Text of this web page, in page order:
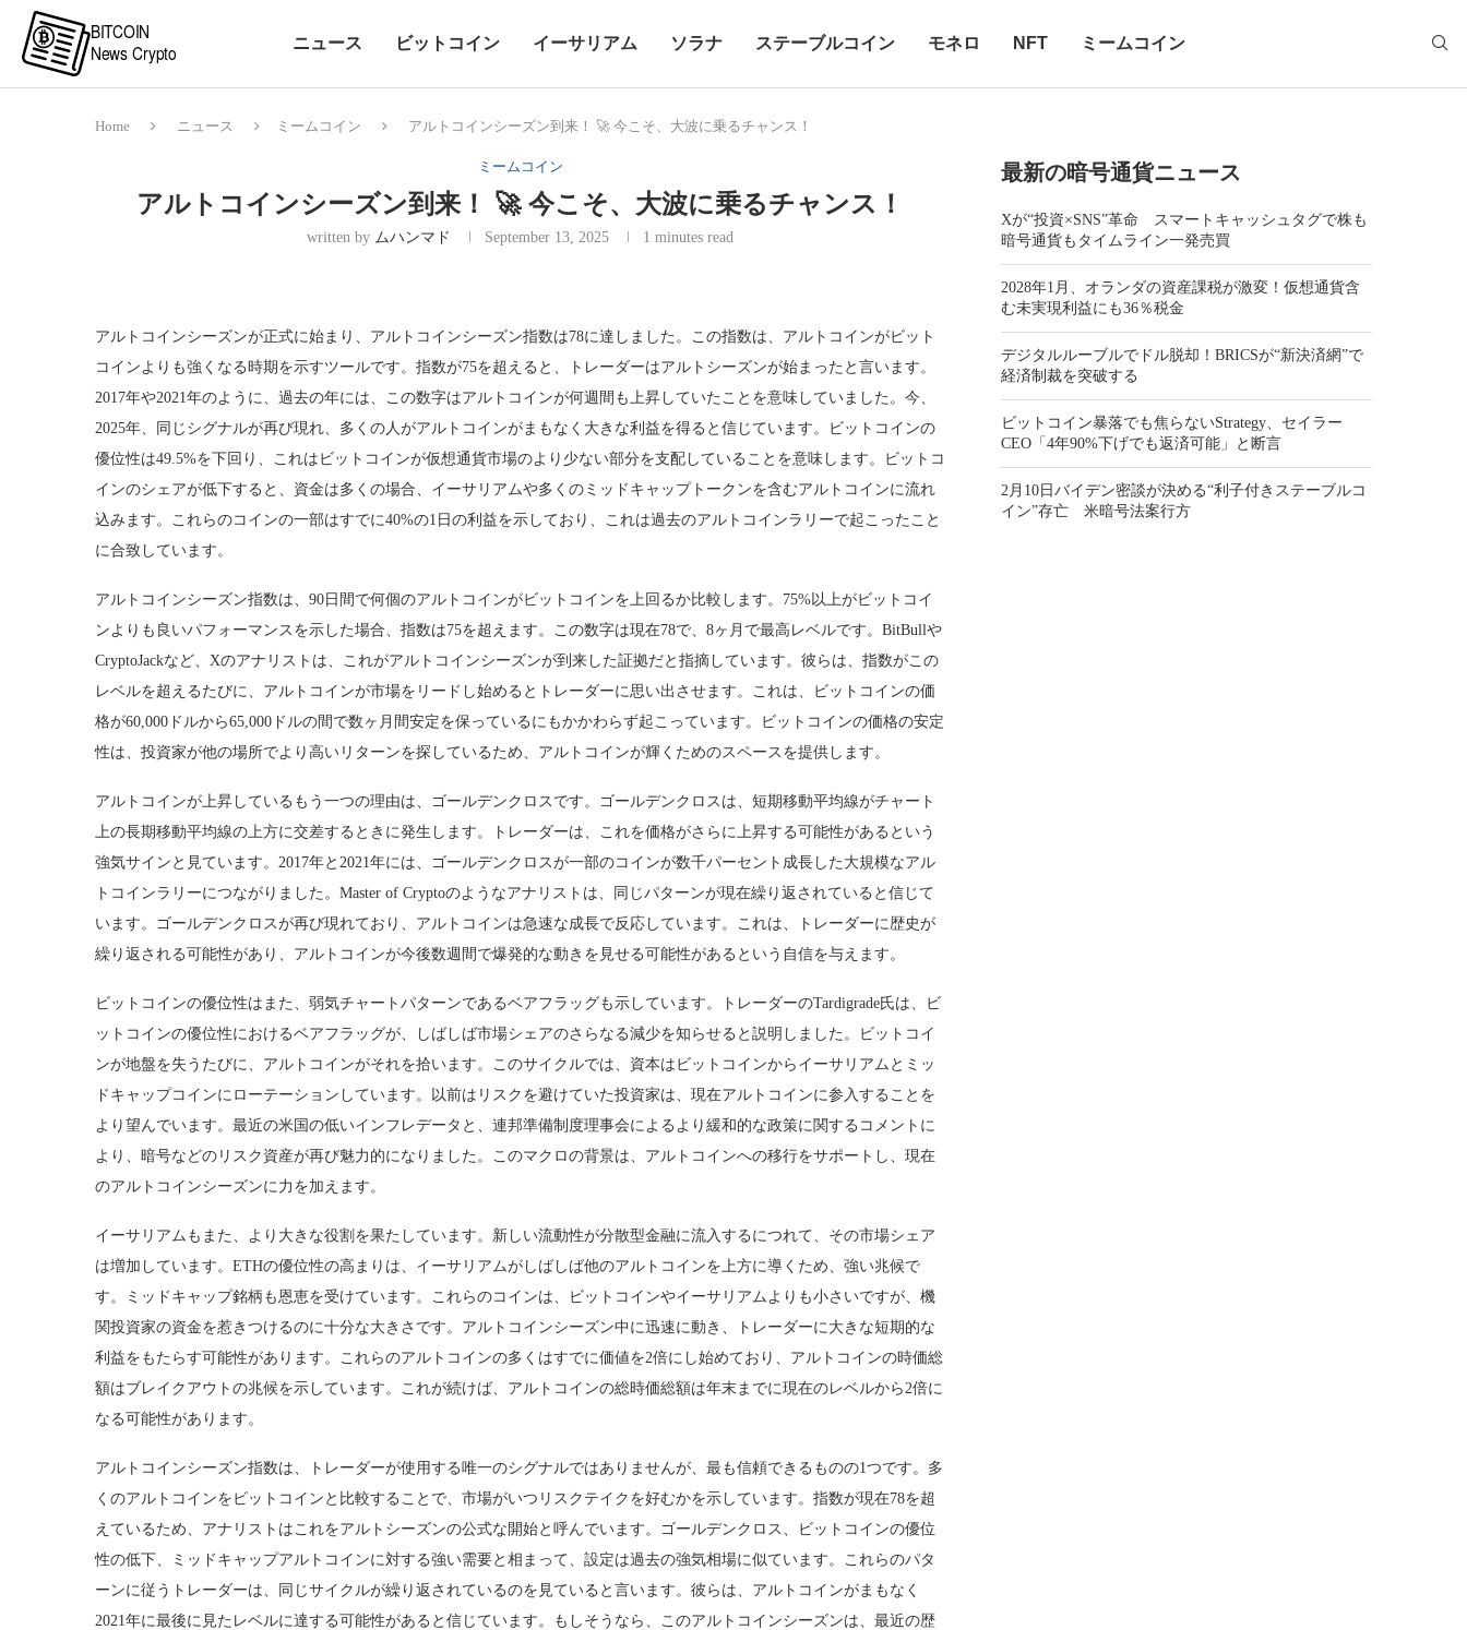
ニュース ビットコイン イーサリアム ソラナ ステーブルコイン モネロ NFT ミームコイン
Home ニュース ミームコイン アルトコインシーズン到来！ 🚀 今こそ、大波に乗るチャンス！
ミームコイン
アルトコインシーズン到来！ 🚀 今こそ、大波に乗るチャンス！
written by ムハンマド September 13, 2025 1 minutes read
アルトコインシーズンが正式に始まり、アルトコインシーズン指数は78に達しました。この指数は、アルトコインがビット
コインよりも強くなる時期を示すツールです。指数が75を超えると、トレーダーはアルトシーズンが始まったと言います。
2017年や2021年のように、過去の年には、この数字はアルトコインが何週間も上昇していたことを意味していました。今、
2025年、同じシグナルが再び現れ、多くの人がアルトコインがまもなく大きな利益を得ると信じています。ビットコインの
優位性は49.5%を下回り、これはビットコインが仮想通貨市場のより少ない部分を支配していることを意味します。ビットコ
インのシェアが低下すると、資金は多くの場合、イーサリアムや多くのミッドキャップトークンを含むアルトコインに流れ
込みます。これらのコインの一部はすでに40%の1日の利益を示しており、これは過去のアルトコインラリーで起こったこと
に合致しています。
アルトコインシーズン指数は、90日間で何個のアルトコインがビットコインを上回るか比較します。75%以上がビットコイ
ンよりも良いパフォーマンスを示した場合、指数は75を超えます。この数字は現在78で、8ヶ月で最高レベルです。BitBullや
CryptoJackなど、Xのアナリストは、これがアルトコインシーズンが到来した証拠だと指摘しています。彼らは、指数がこの
レベルを超えるたびに、アルトコインが市場をリードし始めるとトレーダーに思い出させます。これは、ビットコインの価
格が60,000ドルから65,000ドルの間で数ヶ月間安定を保っているにもかかわらず起こっています。ビットコインの価格の安定
性は、投資家が他の場所でより高いリターンを探しているため、アルトコインが輝くためのスペースを提供します。
アルトコインが上昇しているもう一つの理由は、ゴールデンクロスです。ゴールデンクロスは、短期移動平均線がチャート
上の長期移動平均線の上方に交差するときに発生します。トレーダーは、これを価格がさらに上昇する可能性があるという
強気サインと見ています。2017年と2021年には、ゴールデンクロスが一部のコインが数千パーセント成長した大規模なアル
トコインラリーにつながりました。Master of Cryptoのようなアナリストは、同じパターンが現在繰り返されていると信じて
います。ゴールデンクロスが再び現れており、アルトコインは急速な成長で反応しています。これは、トレーダーに歴史が
繰り返される可能性があり、アルトコインが今後数週間で爆発的な動きを見せる可能性があるという自信を与えます。
ビットコインの優位性はまた、弱気チャートパターンであるベアフラッグも示しています。トレーダーのTardigrade氏は、ビ
ットコインの優位性におけるベアフラッグが、しばしば市場シェアのさらなる減少を知らせると説明しました。ビットコイ
ンが地盤を失うたびに、アルトコインがそれを拾います。このサイクルでは、資本はビットコインからイーサリアムとミッ
ドキャップコインにローテーションしています。以前はリスクを避けていた投資家は、現在アルトコインに参入することを
より望んでいます。最近の米国の低いインフレデータと、連邦準備制度理事会によるより緩和的な政策に関するコメントに
より、暗号などのリスク資産が再び魅力的になりました。このマクロの背景は、アルトコインへの移行をサポートし、現在
のアルトコインシーズンに力を加えます。
イーサリアムもまた、より大きな役割を果たしています。新しい流動性が分散型金融に流入するにつれて、その市場シェア
は増加しています。ETHの優位性の高まりは、イーサリアムがしばしば他のアルトコインを上方に導くため、強い兆候で
す。ミッドキャップ銘柄も恩恵を受けています。これらのコインは、ビットコインやイーサリアムよりも小さいですが、機
関投資家の資金を惹きつけるのに十分な大きさです。アルトコインシーズン中に迅速に動き、トレーダーに大きな短期的な
利益をもたらす可能性があります。これらのアルトコインの多くはすでに価値を2倍にし始めており、アルトコインの時価総
額はブレイクアウトの兆候を示しています。これが続けば、アルトコインの総時価総額は年末までに現在のレベルから2倍に
なる可能性があります。
アルトコインシーズン指数は、トレーダーが使用する唯一のシグナルではありませんが、最も信頼できるものの1つです。多
くのアルトコインをビットコインと比較することで、市場がいつリスクテイクを好むかを示しています。指数が現在78を超
えているため、アナリストはこれをアルトシーズンの公式な開始と呼んでいます。ゴールデンクロス、ビットコインの優位
性の低下、ミッドキャップアルトコインに対する強い需要と相まって、設定は過去の強気相場に似ています。これらのパタ
ーンに従うトレーダーは、同じサイクルが繰り返されているのを見ていると言います。彼らは、アルトコインがまもなく
2021年に最後に見たレベルに達する可能性があると信じています。もしそうなら、このアルトコインシーズンは、最近の歴
最新の暗号通貨ニュース
Xが“投資×SNS”革命 スマートキャッシュタグで株も
暗号通貨もタイムライン一発売買
2028年1月、オランダの資産課税が激変！仮想通貨含
む未実現利益にも36％税金
デジタルルーブルでドル脱却！BRICSが“新決済網”で
経済制裁を突破する
ビットコイン暴落でも焦らないStrategy、セイラー
CEO「4年90%下げでも返済可能」と断言
2月10日バイデン密談が決める“利子付きステーブルコ
イン”存亡 米暗号法案行方